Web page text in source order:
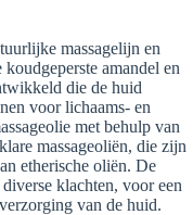
massagelijn en
amandel en
die de huid
voor lichaams- en
met behulp van
massageoliën, die zijn
etherische oliën. De
klachten, voor een
van de huid.